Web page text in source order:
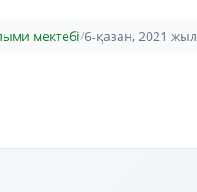
мектебі/6-қазан, 2021 жыл